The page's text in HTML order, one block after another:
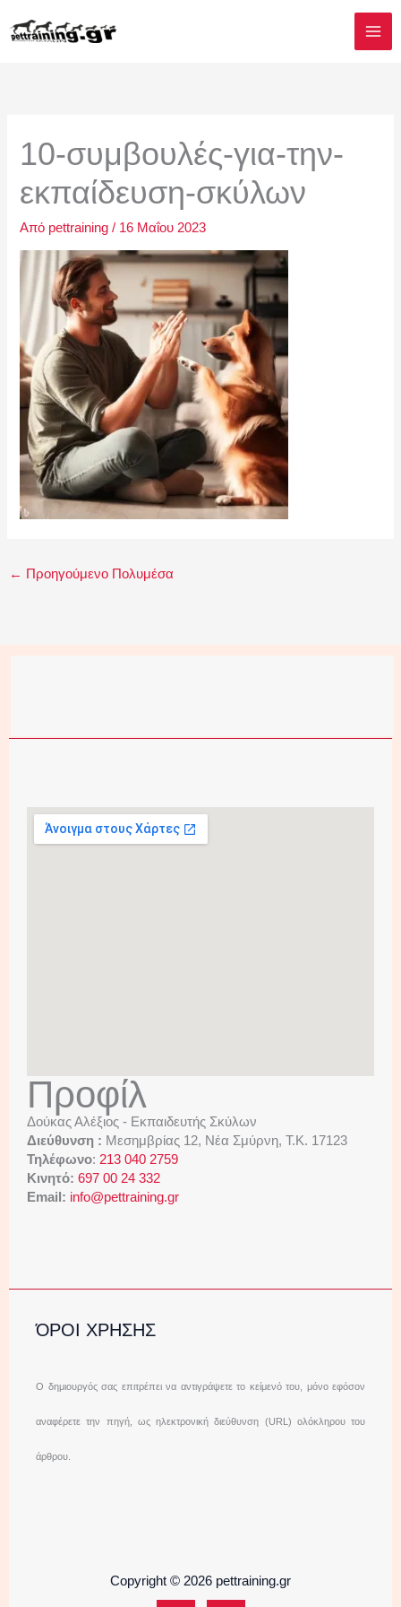
στο
περιεχόμενο
10-συμβουλές-για-την-
εκπαίδευση-σκύλων
Από pettraining/ 16 Μαΐου 2023
← Προηγούμενο Πολυμέσα
Προφίλ
Δούκας Αλέξιος - Εκπαιδευτής Σκύλων
Διεύθυνση : Μεσημβρίας 12, Νέα Σμύρνη, Τ.Κ. 17123
Τηλέφωνο: 213 040 2759
Κινητό: 697 00 24 332
Email: info@pettraining.gr
ΌΡΟΙ ΧΡΗΣΗΣ
Ο δημιουργός σας επιτρέπει να αντιγράψετε το κείμενό του, μόνο εφόσον
αναφέρετε την πηγή, ως ηλεκτρονική διεύθυνση (URL) ολόκληρου του
άρθρου.
Copyright © 2026 pettraining.gr